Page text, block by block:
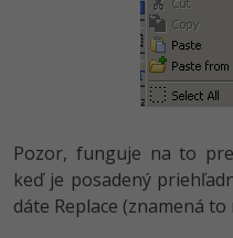
Pozor, funguje na to
keď je posadený
dáte Replace (znamená